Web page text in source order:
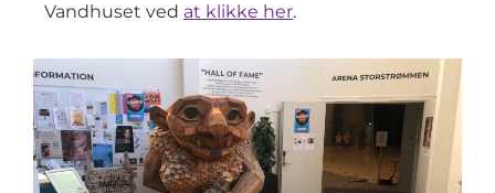
Vandhuset ved at klikke her.